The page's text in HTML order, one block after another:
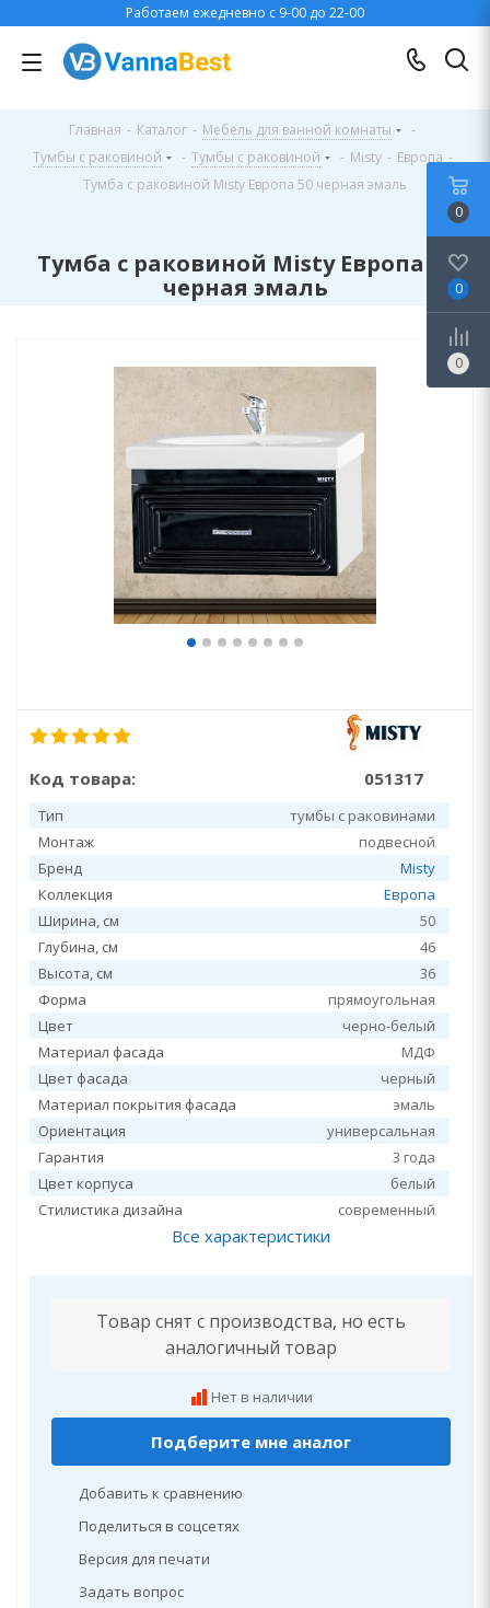
Работаем ежедневно с 9-00 до 22-00
Главная - Каталог - Мебель для ванной комнаты
-
Тумбы с раковиной
- Тумбы с раковиной - Misty - Европа -
Тумба с раковиной Misty Европа 50 черная эмаль
Тумба с раковиной Misty Европа 50
черная эмаль
Код товара: 051317
Тип
тумбы с раковинами
Монтаж
подвесной
Бренд
Misty
Коллекция
Европа
Ширина, см
50
Глубина, см
46
Высота, см
36
Форма
прямоугольная
Цвет
черно-белый
Материал фасада
МДФ
Цвет фасада
черный
Материал покрытия фасада
эмаль
Ориентация
универсальная
Гарантия
3 года
Цвет корпуса
белый
Стилистика дизайна
современный
Все характеристики
Товар снят с производства, но есть
аналогичный товар
Нет в наличии
Подберите мне аналог
Добавить к сравнению
Поделиться в соцсетях
Версия для печати
Задать вопрос
0
0
0